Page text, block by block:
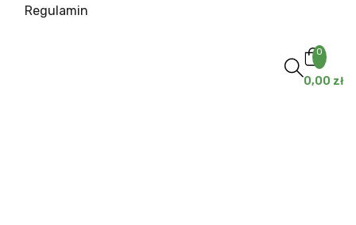
Regulamin
0
0,00 zł